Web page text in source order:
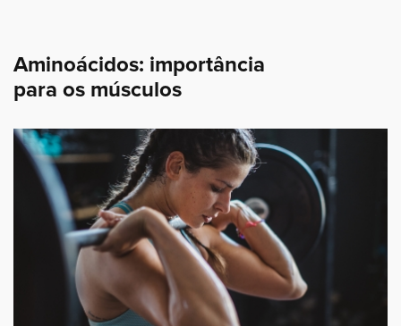
Aminoácidos: importância
para os músculos